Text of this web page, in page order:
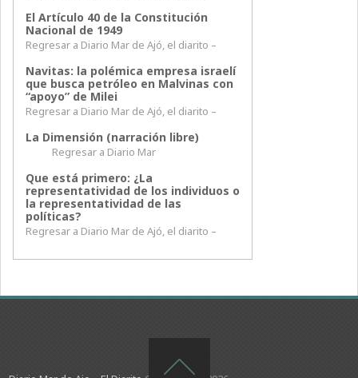
El Artículo 40 de la Constitución
Nacional de 1949
Regresar a Diario Mar de Ajó, el diarito –
Navitas: la polémica empresa israelí
que busca petróleo en Malvinas con
“apoyo” de Milei
Regresar a Diario Mar de Ajó, el diarito –
La Dimensión (narración libre)
Regresar a Diario Mar
Que está primero: ¿La
representatividad de los individuos o
la representatividad de las
políticas?
Regresar a Diario Mar de Ajó, el diarito –